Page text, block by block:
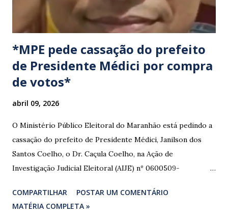
*MPE pede cassação do prefeito
de Presidente Médici por compra
de votos*
abril 09, 2026
O Ministério Público Eleitoral do Maranhão está pedindo a
cassação do prefeito de Presidente Médici, Janilson dos
Santos Coelho, o Dr. Caçula Coelho, na Ação de
Investigação Judicial Eleitoral (AIJE) nº 0600509-
Santa Luzia do Paruá. A ação foi movida pela Coligação
“União e Reconstrução” (PP/PL/União), que denunciou a
COMPARTILHAR
POSTAR UM COMENTÁRIO
MATÉRIA COMPLETA »